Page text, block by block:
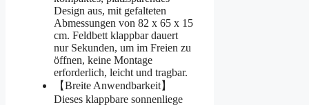
Design aus, mit gefalteten
Abmessungen von 82 x 65 x 15
cm. Feldbett klappbar dauert
nur Sekunden, um im Freien zu
öffnen, keine Montage
erforderlich, leicht und tragbar.
【Breite Anwendbarkeit】
Dieses klappbare sonnenliege